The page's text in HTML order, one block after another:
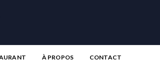
À PROPOS CONTACT